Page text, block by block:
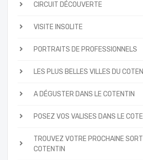
CIRCUIT DÉCOUVERTE
VISITE INSOLITE
PORTRAITS DE PROFESSIONNELS
LES PLUS BELLES VILLES DU
A DÉGUSTER DANS LE COTENTIN
POSEZ VOS VALISES DANS LE
TROUVEZ VOTRE PROCHAINE
COTENTIN